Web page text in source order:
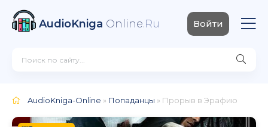
AudioKniga Online.Ru Войти
AudioKniga-Online » Попаданцы » Прорыв в Эрафию